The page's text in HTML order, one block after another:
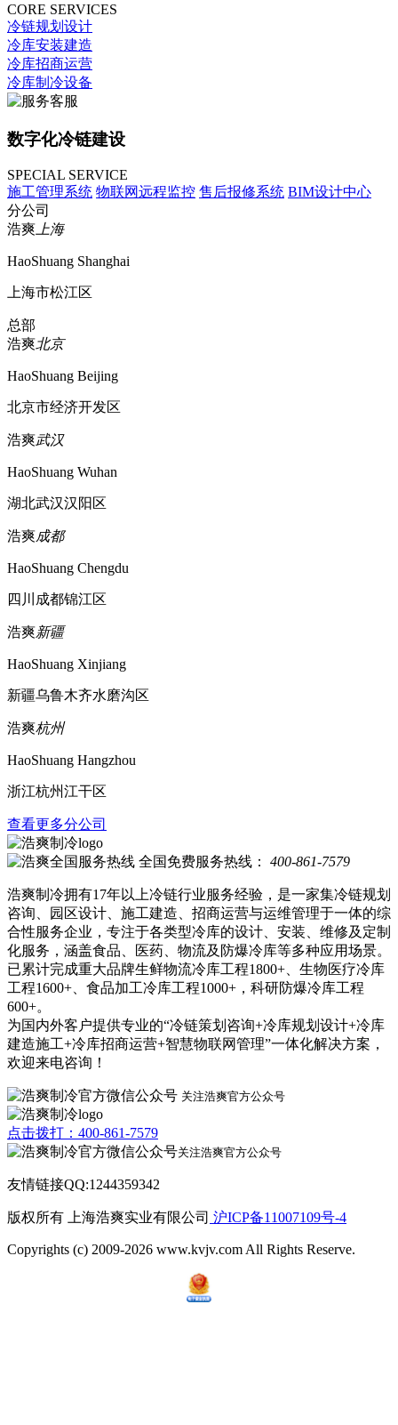
CORE SERVICES
冷链规划设计
冷库安装建造
冷库招商运营
冷库制冷设备
数字化冷链建设
SPECIAL SERVICE
施工管理系统 物联网远程监控 售后报修系统 BIM设计中心
分公司
浩爽上海
HaoShuang Shanghai
上海市松江区
总部
浩爽北京
HaoShuang Beijing
北京市经济开发区
浩爽武汉
HaoShuang Wuhan
湖北武汉汉阳区
浩爽成都
HaoShuang Chengdu
四川成都锦江区
浩爽新疆
HaoShuang Xinjiang
新疆乌鲁木齐水磨沟区
浩爽杭州
HaoShuang Hangzhou
浙江杭州江干区
查看更多分公司
全国免费服务热线： 400-861-7579
浩爽制冷拥有17年以上冷链行业服务经验，是一家集冷链规划
咨询、园区设计、施工建造、招商运营与运维管理于一体的综
合性服务企业，专注于各类型冷库的设计、安装、维修及定制
化服务，涵盖食品、医药、物流及防爆冷库等多种应用场景。
已累计完成重大品牌生鲜物流冷库工程1800+、生物医疗冷库
工程1600+、食品加工冷库工程1000+，科研防爆冷库工程
600+。
为国内外客户提供专业的“冷链策划咨询+冷库规划设计+冷库
建造施工+冷库招商运营+智慧物联网管理”一体化解决方案，
欢迎来电咨询！
关注浩爽官方公众号
点击拨打：400-861-7579
关注浩爽官方公众号
友情链接QQ:1244359342
版权所有 上海浩爽实业有限公司 沪ICP备11007109号-4
Copyrights (c) 2009-2026 www.kvjv.com All Rights Reserve.